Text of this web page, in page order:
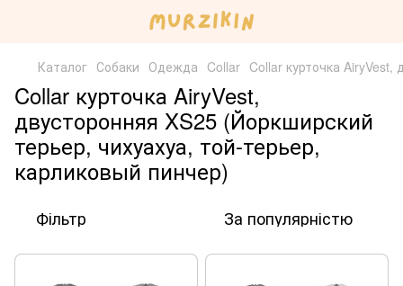
Каталог Собаки Одежда Collar Collar курточка AiryVest,
Collar курточка AiryVest,
двусторонняя XS25 (Йоркширский
терьер, чихуахуа, той-терьер,
карликовый пинчер)
Фільтр За популярністю